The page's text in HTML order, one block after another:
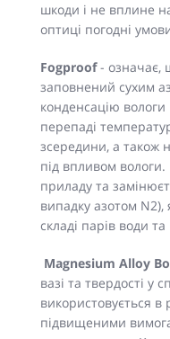
шкоди і не вплине
оптиці погодні
Fogproof- означає,
заповнений сухим
конденсацію
перепаді
зсередини, а також
під впливом вологи.
приладу та
випадку азотом N2),
складі парів води
Magnesium Alloy
вазі та твердості у
використовується в
підвищеними